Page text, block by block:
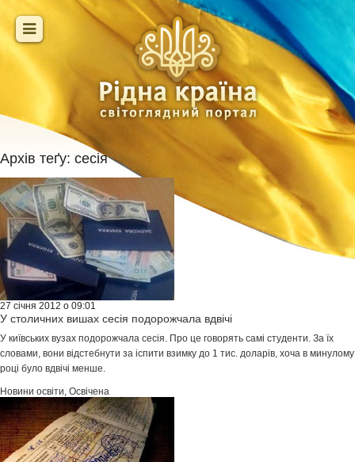
Архів теґу: сесія
27 січня 2012 о 09:01
У столичних вишах сесія подорожчала вдвічі
У київських вузах подорожчала сесія. Про це говорять самі студенти. За їх
словами, вони відстебнути за іспити взимку до 1 тис. доларів, хоча в минулому
році було вдвічі менше.
Новини освіти, Освічена